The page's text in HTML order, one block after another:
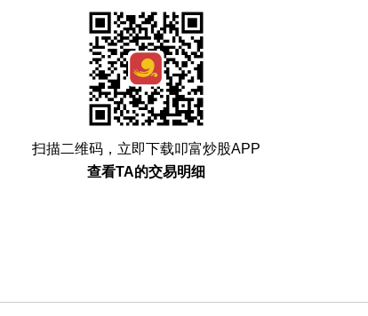
扫描二维码，立即下载叩富炒股APP
查看TA的交易明细